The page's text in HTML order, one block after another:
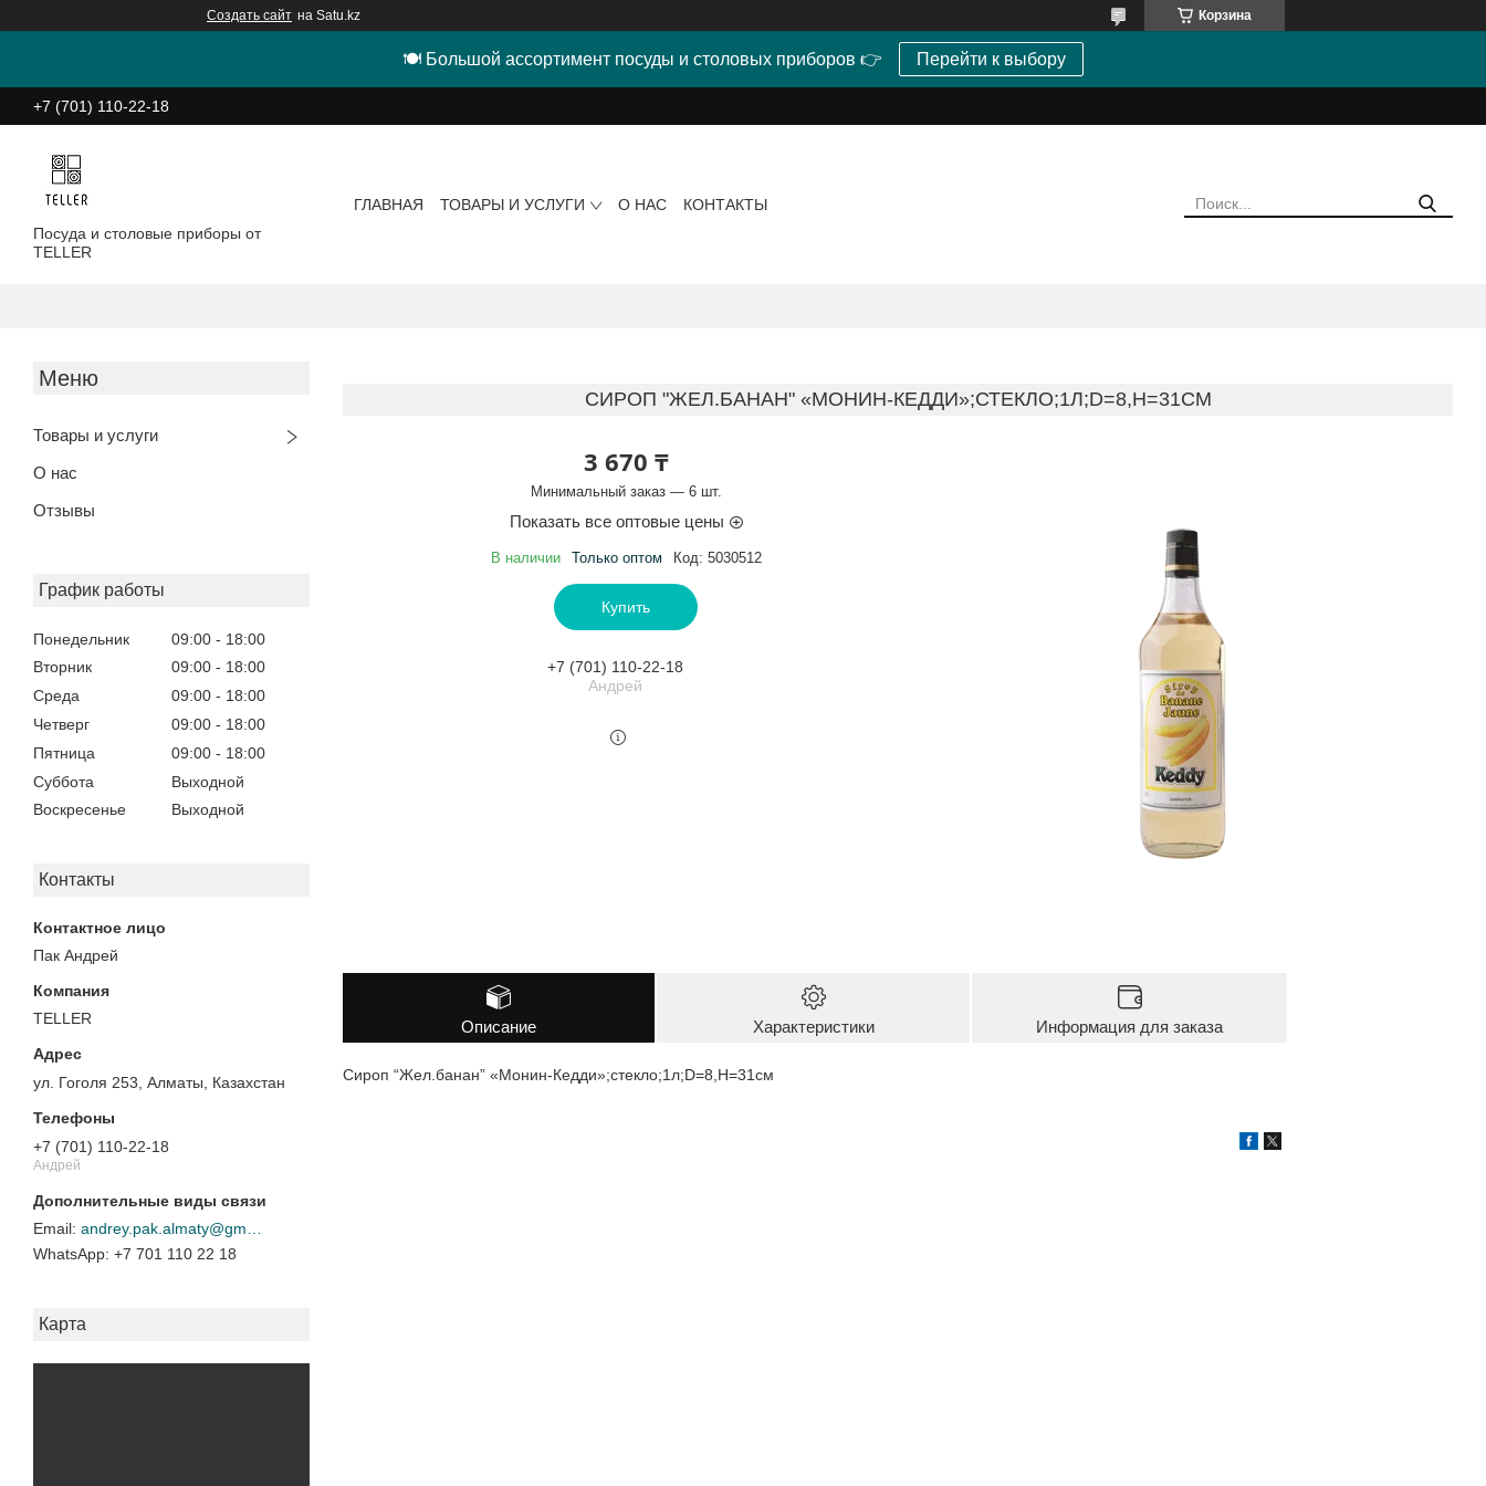
Создать сайт на Satu.kz Корзина
🍽 Большой ассортимент посуды и столовых приборов 👉 Перейти к выбору
+7 (701) 110-22-18
Посуда и столовые приборы от
TELLER
ГЛАВНАЯ ТОВАРЫ И УСЛУГИ О НАС КОНТАКТЫ
Товары и услуги
О нас
Отзывы
График работы
Понедельник 09:00
18:00
Вторник
09:00
18:00
Среда
09:00
18:00
Четверг
09:00
18:00
Пятница
09:00
18:00
Суббота
Выходной
Воскресенье
Выходной
Контакты
Пак Андрей
TELLER
ул. Гоголя 253, Алматы, Казахстан
+7 (701) 110-22-18
Андрей
+7 701 110 22 18
Карта
СИРОП "ЖЕЛ.БАНАН" «МОНИН-КЕДДИ»;СТЕКЛО;1Л;D=8,H=31СМ
3 670 ₸
Минимальный заказ — 6 шт.
Показать все оптовые цены
В наличии Только оптом Код: 5030512
Купить
+7 (701) 110-22-18
Андрей
Описание Характеристики Информация для заказа
Сироп “Жел.банан” «Монин-Кедди»;стекло;1л;D=8,H=31см